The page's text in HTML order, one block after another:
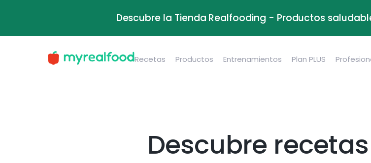
Descubre la Tienda Realfooding - Productos
Recetas Productos Entrenamientos Plan PLUS
Descubre